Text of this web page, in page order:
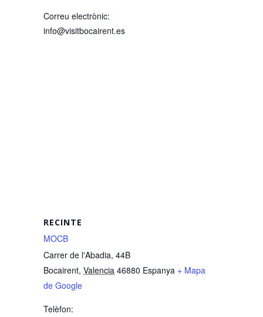
Correu electrònic:
info@visitbocairent.es
RECINTE
MOCB
Carrer de l'Abadia, 44B
Bocairent, Valencia 46880 Espanya + Mapa
de Google
Telèfon: